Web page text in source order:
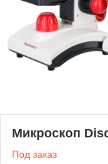
Микроскоп
Под заказ